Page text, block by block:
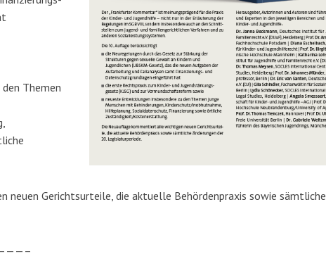
Themen
neuen Gerichtsurteile, die aktuelle Behördenpraxis sowie sämtliche